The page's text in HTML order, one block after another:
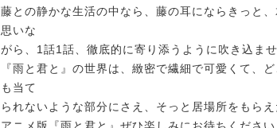
藤との静かな生活の中なら、藤の耳にならきっと
思いな
がら、1話1話、徹底的に寄り添うように吹き込ま
『雨と君と』の世界は、緻密で繊細で可愛くて、
も当て
られないような部分にさえ、そっと居場所をもら